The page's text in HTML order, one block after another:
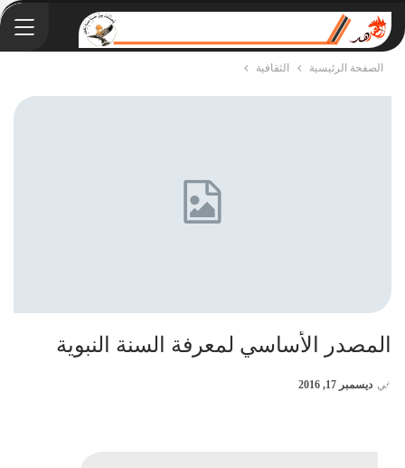
الصفحة الرئيسية الثقافية
المصدر الأساسي لمعرفة السنة النبوية
في ديسمبر 17, 2016